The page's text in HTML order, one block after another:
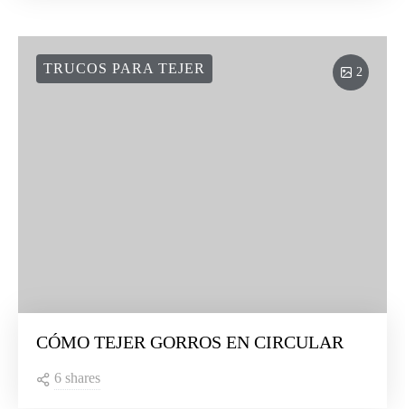
2
TRUCOS PARA TEJER
CÓMO TEJER GORROS EN CIRCULAR
6 shares